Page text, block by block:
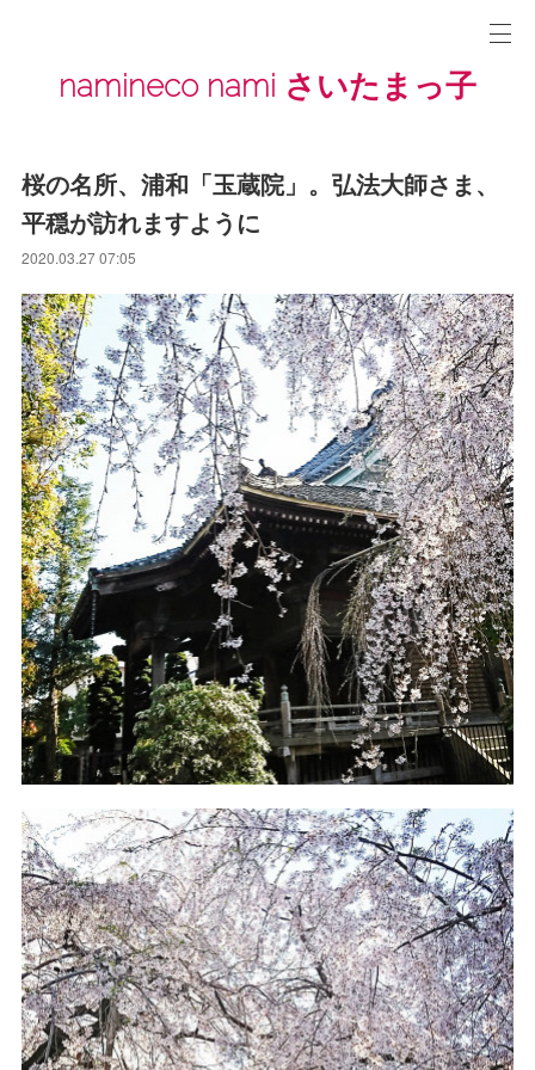
namineco nami さいたまっ子
桜の名所、浦和「玉蔵院」。弘法大師さま、
平穏が訪れますように
2020.03.27 07:05